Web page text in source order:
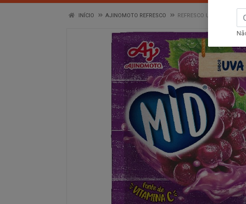
INÍCIO AJINOMOTO REFRESCO REFRESCO UVA 15X20G